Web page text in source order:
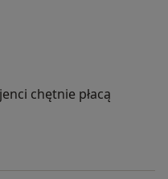
chętnie płacą